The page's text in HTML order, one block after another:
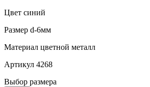
Цвет синий
Размер d-6мм
Материал цветной металл
Артикул 4268
Выбор размера